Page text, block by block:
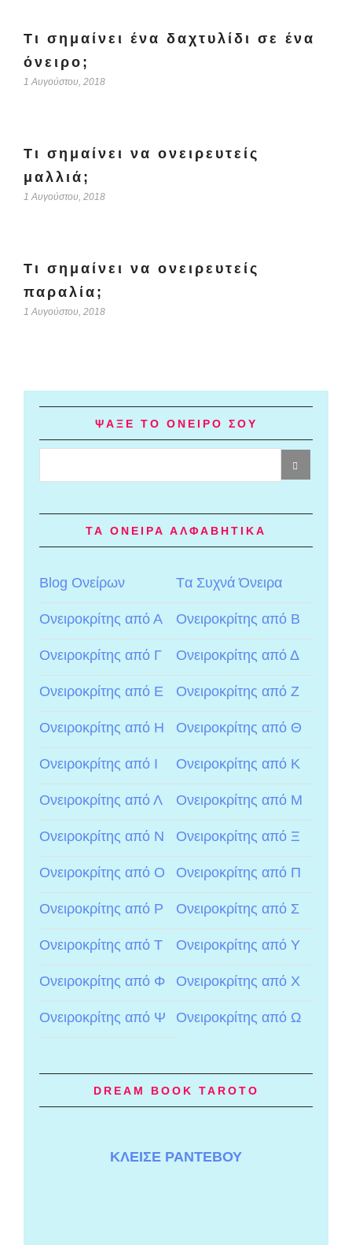
Τι σημαίνει ένα δαχτυλίδι σε ένα
όνειρο;
1 Αυγούστου, 2018
Τι σημαίνει να ονειρευτείς
μαλλιά;
1 Αυγούστου, 2018
Τι σημαίνει να ονειρευτείς
παραλία;
1 Αυγούστου, 2018
ΨΑΞΕ ΤΟ ΟΝΕΙΡΟ ΣΟΥ
ΤΑ ΟΝΕΙΡΑ ΑΛΦΑΒΗΤΙΚΑ
Blog Ονείρων Tα Συχνά Όνειρα
Ονειροκρίτης από Α Ονειροκρίτης από Β
Ονειροκρίτης από Γ Ονειροκρίτης από Δ
Ονειροκρίτης από Ε Ονειροκρίτης από Ζ
Ονειροκρίτης από Η Ονειροκρίτης από Θ
Ονειροκρίτης από Ι Ονειροκρίτης από Κ
Ονειροκρίτης από Λ Ονειροκρίτης από Μ
Ονειροκρίτης από Ν Ονειροκρίτης από Ξ
Ονειροκρίτης από Ο Ονειροκρίτης από Π
Ονειροκρίτης από Ρ Ονειροκρίτης από Σ
Ονειροκρίτης από Τ Ονειροκρίτης από Υ
Ονειροκρίτης από Φ Ονειροκρίτης από Χ
Ονειροκρίτης από Ψ Ονειροκρίτης από Ω
DREAM BOOK TAROTO
ΚΛΕΙΣΕ ΡΑΝΤΕΒΟΥ